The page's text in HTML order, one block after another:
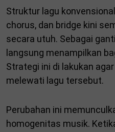
Struktur lagu
chorus, dan bridge kini
secara utuh. Sebagai
langsung menampilkan
Strategi ini di lakukan
melewati lagu tersebut.
Perubahan ini
homogenitas musik.